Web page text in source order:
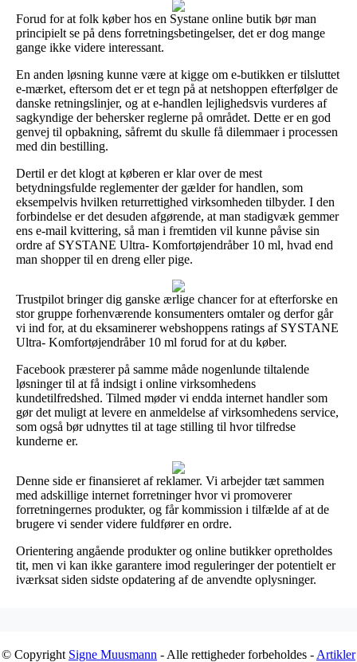
Forud for at folk køber hos en Systane online butik bør man
principielt se på dens forretningsbetingelser, det er dog mange
gange ikke videre interessant.
En anden løsning kunne være at kigge om e-butikken er tilsluttet
e-mærket, eftersom det er et tegn på at netshoppen efterfølger de
danske retningslinjer, og at e-handlen lejlighedsvis vurderes af
sagkyndige der behersker reglerne på området. Dette er en god
genvej til opbakning, såfremt du skulle få dilemmaer i processen
med din bestilling.
Dertil er det klogt at køberen er klar over de mest
betydningsfulde reglementer der gælder for handlen, som
eksempelvis hvilken returrettighed virksomheden tilbyder. I den
forbindelse er det desuden afgørende, at man stadigvæk gemmer
ens e-mail kvittering, så man i fremtiden vil kunne påvise sin
ordre af SYSTANE Ultra- Komfortøjendråber 10 ml, hvad end
man shopper til en dreng eller pige.
Trustpilot bringer dig ganske ærlige chancer for at efterforske en
stor gruppe forhenværende konsumenters omtaler og derfor går
vi ind for, at du eksaminerer webshoppens ratings af SYSTANE
Ultra- Komfortøjendråber 10 ml forud for at du køber.
Facebook præsterer på samme måde nogenlunde tiltalende
løsninger til at få indsigt i online virksomhedens
kundetilfredshed. Tilmed møder vi endda internet handler som
gør det muligt at levere en anmeldelse af virksomhedens service,
som også bør udnyttes til at tage stilling til hvor tilfredse
kunderne er.
Denne side er finansieret af reklamer. Vi arbejder tæt sammen
med adskillige internet forretninger hvor vi promoverer
forretningernes produkter, og får kommission i tilfælde af at de
brugere vi sender videre fuldfører en ordre.
Orientering angående produkter og online butikker opretholdes
tit, men vi kan ikke garantere imod reguleringer der potentielt er
iværksat siden sidste opdatering af de anvendte oplysninger.
© Copyright Signe Muusmann - Alle rettigheder forbeholdes - Artikler